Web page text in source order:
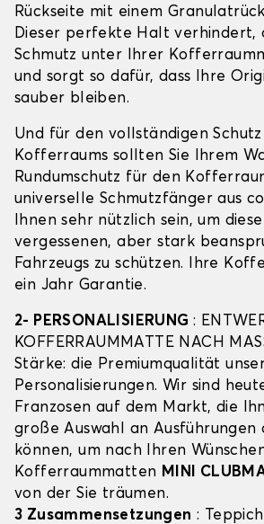
Rückseite mit einem
Dieser perfekte Halt verhindert,
Schmutz unter Ihrer
und sorgt so dafür, dass Ihre
sauber bleiben.
Und für den vollständigen
Kofferraums sollten Sie Ihrem
Rundumschutz für den
universelle Schmutzfänger aus
Ihnen sehr nützlich sein, um
vergessenen, aber stark
Fahrzeugs zu schützen. Ihre
ein Jahr Garantie.
2- PERSONALISIERUNG :
KOFFERRAUMMATTE NACH
Stärke: die Premiumqualität
Personalisierungen. Wir sind
Franzosen auf dem Markt, die
große Auswahl an Ausführungen
können, um nach Ihren
Kofferraummatten MINI
von der Sie träumen.
3 Zusammensetzungen :